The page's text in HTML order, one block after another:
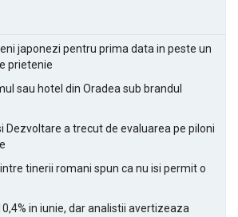
japonezi pentru prima data in peste un
prietenie
sau hotel din Oradea sub brandul
Dezvoltare a trecut de evaluarea pe piloni
tinerii romani spun ca nu isi permit o
in iunie, dar analistii avertizeaza